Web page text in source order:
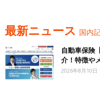
最新ニュース 国内
自動車保険
介！特徴や
2026年8月10日